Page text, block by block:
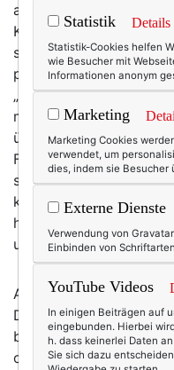
auf der anderen geht
Klasse. Geiz ist
schnellen Reels werden
präsentiert. „Viel“ heißt
„billig“. Und billig
man schwitzt. Mit
überleben. Sind wir
Fast-Fashion-Fetzen?
seinem Geldbeutel
kann man sich auch ein
hochwertigerem
uns wert sind.
Anderes Beispiel,
Deutschland gibt im
besonders wenig Geld
obwohl wir zu den
Statistik Details
Statistik-Cookies helfen
wie Besucher mit
Informationen anonym
Marketing
Marketing Cookies
verwendet, um
dies, indem sie Besucher
Externe Dienste
Verwendung von
Einbinden von
YouTube Videos
In einigen Beiträgen auf
eingebunden. Hierbei
h. dass keinerlei Daten
Sie sich dazu